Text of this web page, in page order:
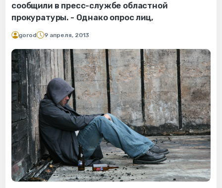
сообщили в пресс-службе областной
прокуратуры. - Однако опрос лиц,
gorod 9 апреля, 2013